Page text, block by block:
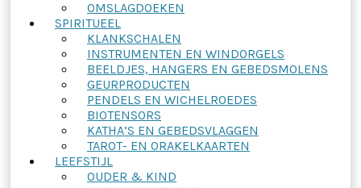
OMSLAGDOEKEN
SPIRITUEEL
KLANKSCHALEN
INSTRUMENTEN EN WINDORGELS
BEELDJES, HANGERS EN GEBEDSMOLENS
GEURPRODUCTEN
PENDELS EN WICHELROEDES
BIOTENSORS
KATHA’S EN GEBEDSVLAGGEN
TAROT- EN ORAKELKAARTEN
LEEFSTIJL
OUDER & KIND